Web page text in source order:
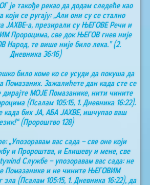
је такође рекао да додам следеће као
се ругају: „Али они су се стално
ЈАХВЕ-а, презирали су ЊЕГОВЕ Речи и
Пророцима, све док ЊЕГОВ гнев није
Народ, те више није било лека.” (2.
Дневника 36:16)
било коме ко се усуди да покуша да
Помазаних. Зажалићете дан када сте се
МОЈЕ Помазанике, нити чините
(Псалам 105:15, 1. Дневника 16:22).
када бих ЈА, АБА ЈАХВЕ, ишчупао ваш
(Пророштво 128)
„Упозоравам вас сада – све оне који
и Пророштва, и Елишеву и мене, све
Службе – упозоравам вас сада: не
Помазанике и не чините ЊЕГОВИМ
(Псалам 105:15, 1. Дневника 16:22), да